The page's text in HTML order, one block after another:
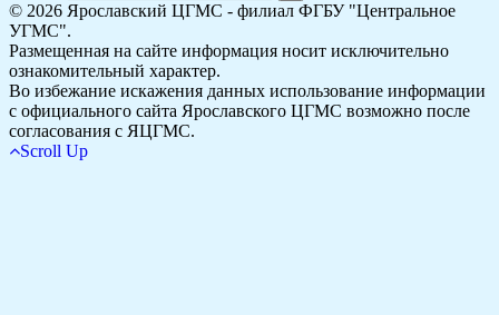
© 2026 Ярославский ЦГМС - филиал ФГБУ "Центральное
УГМС".
Размещенная на сайте информация носит исключительно
ознакомительный характер.
Во избежание искажения данных использование информации
с официального сайта Ярославского ЦГМС возможно после
согласования с ЯЦГМС.
Scroll Up